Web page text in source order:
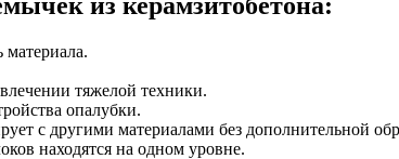
материала.
тяжелой техники.
опалубки.
с другими материалами без дополнительной
находятся на одном уровне.